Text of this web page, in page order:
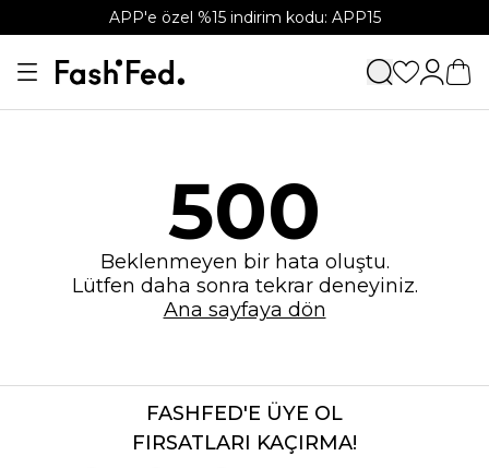
APP'e özel %15 indirim kodu: APP15
500
Beklenmeyen bir hata oluştu.
Lütfen daha sonra tekrar deneyiniz.
Ana sayfaya dön
FASHFED'E ÜYE OL
FIRSATLARI KAÇIRMA!